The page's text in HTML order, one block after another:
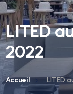
LITED
2022
Accueil LITED